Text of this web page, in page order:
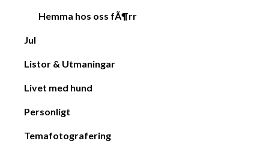
Hemma hos oss fÃ¶rr
Jul
Listor & Utmaningar
Livet med hund
Personligt
Temafotografering